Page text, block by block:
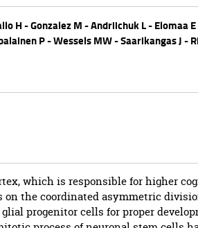
H - Gonzalez M - Andriichuk L - Elomaa
P - Wessels MW - Saarikangas J -
which is responsible for higher
on the coordinated asymmetric
progenitor cells for proper